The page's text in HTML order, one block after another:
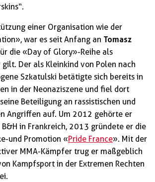
einer Organisation wie der
war es seit Anfang an Tomasz
die «Day of Glory»-Reihe als
Der als Kleinkind von Polen nach
Szkatulski betätigte sich bereits in
in der Neonaziszene und fiel dort
Beteiligung an rassistischen und
Angriffen auf. Um 2012 gehörte er
in Frankreich, 2013 gründete er die
und Promotion «Pride France». Mit der
MMA-Kämpfer trug er maßgeblich
Kampfsport in der Extremen Rechten